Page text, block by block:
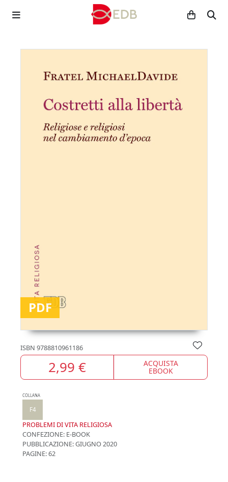
PDF
ISBN 9788810961186
2,99 € ACQUISTA
EBOOK
COLLANA
F4
PROBLEMI DI VITA RELIGIOSA
CONFEZIONE: E-BOOK
PUBBLICAZIONE:GIUGNO 2020
PAGINE: 62